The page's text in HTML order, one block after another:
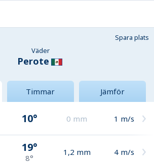
Spara plats
Väder
Perote
Timmar Jämför
10° 0 mm 1 m/s
19°
8°
1,2 mm 4 m/s